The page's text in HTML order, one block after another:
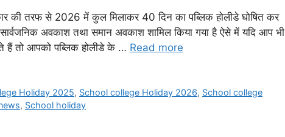
की तरफ से 2026 में कुल मिलाकर 40 दिन का पब्लिक होलीडे घोषित कर
अवकाश तथा समान अवकाश शामिल किया गया है ऐसे में यदि आप भी
हैं तो आपको पब्लिक होलीडे के … Read more
Holiday 2025, School college Holiday 2026, School college
, School holiday